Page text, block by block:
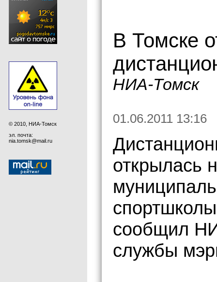
© 2010, НИА-Томск
эл. почта:
nia.tomsk@mail.ru
В Томске
НИА-Томск
01.06.2011 13:16
открылась
сообщил
службы